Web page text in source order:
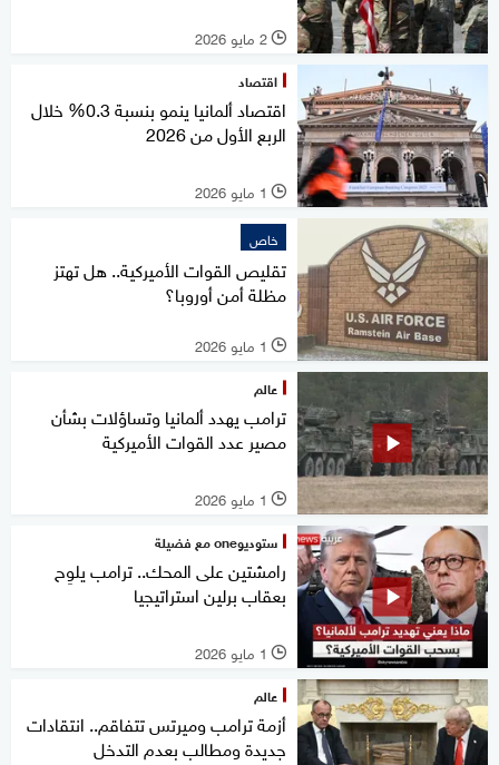
l 2 مايو 2026
اقتصاد
اقتصاد ألمانيا ينمو بنسبة 0.3% خلال
الربع الأول من 2026
l 1 مايو 2026
خاص
تقليص القوات الأميركية.. هل تهتز
مظلة أمن أوروبا؟
l 1 مايو 2026
عالم
ترامب يهدد ألمانيا وتساؤلات بشأن
مصير عدد القوات الأميركية
l 1 مايو 2026
ستوديوone مع فضيلة
رامشتين على المحك.. ترامب يلوِح
بعقاب برلين استراتيجيا
l 1 مايو 2026
عالم
أزمة ترامب وميرتس تتفاقم.. انتقادات
جديدة ومطالب بعدم التدخل